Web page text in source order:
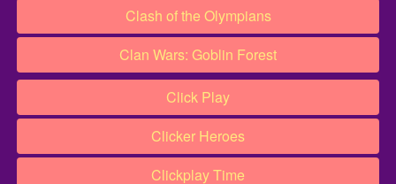
Clash of the Olympians
Clan Wars: Goblin Forest
Click Play
Clicker Heroes
Clickplay Time